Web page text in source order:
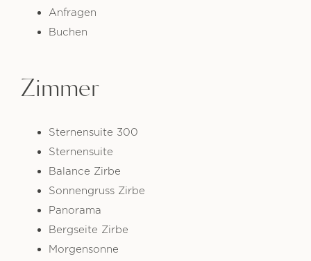
Anfragen
Buchen
Zimmer
Sternensuite 300
Sternensuite
Balance Zirbe
Sonnengruss Zirbe
Panorama
Bergseite Zirbe
Morgensonne